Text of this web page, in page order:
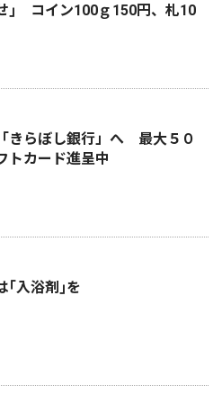
｣ コイン100ｇ150円、札10
きらぼし銀行」へ 最大５０
トカード進呈中
｢入浴剤｣を